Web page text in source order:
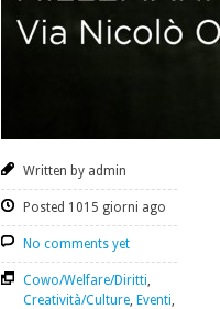
Written by admin
Posted 1015 giorni ago
No comments yet
Cowo/Welfare/Diritti,
Creatività/Culture, Eventi,